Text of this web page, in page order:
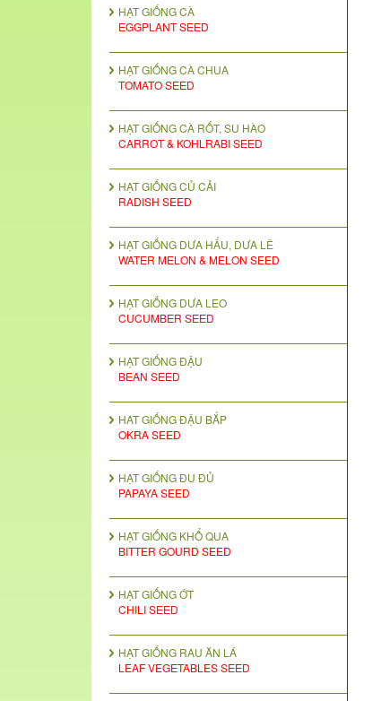
HẠT GIỐNG CÀ
EGGPLANT SEED
HẠT GIỐNG CÀ CHUA
TOMATO SEED
HẠT GIỐNG CÀ RỐT, SU HÀO
CARROT & KOHLRABI SEED
HẠT GIỐNG CỦ CẢI
RADISH SEED
HẠT GIỐNG DƯA HẤU, DƯA LÊ
WATER MELON & MELON SEED
HẠT GIỐNG DƯA LEO
CUCUMBER SEED
HẠT GIỐNG ĐẬU
BEAN SEED
HAT GIỐNG ĐẬU BẮP
OKRA SEED
HẠT GIỐNG ĐU ĐỦ
PAPAYA SEED
HẠT GIỐNG KHỔ QUA
BITTER GOURD SEED
HẠT GIỐNG ỚT
CHILI SEED
HẠT GIỐNG RAU ĂN LÁ
LEAF VEGETABLES SEED